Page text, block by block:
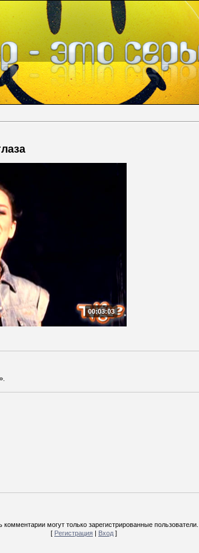
00:03:03
комментарии могут только зарегистрированные пользователи.
[Регистрация|Вход]